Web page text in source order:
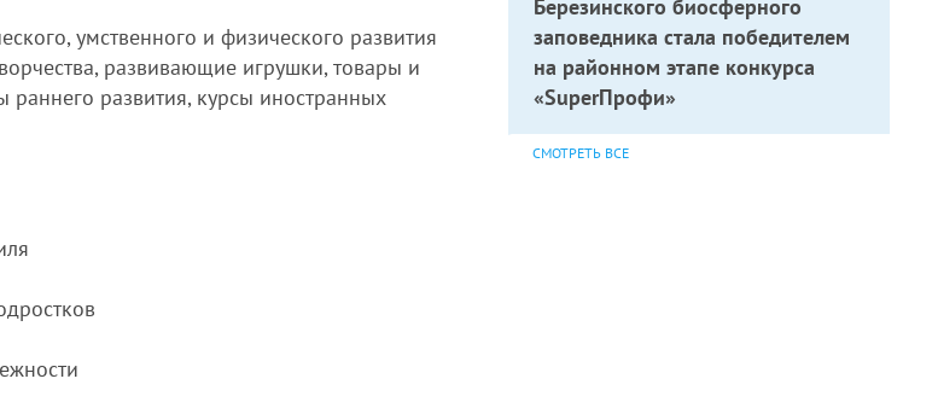
Березинского биосферного
заповедника стала победителем
на районном этапе конкурса
«SuperПрофи»
СМОТРЕТЬ ВСЕ
умственного и физического развития
развивающие игрушки, товары и
развития, курсы иностранных